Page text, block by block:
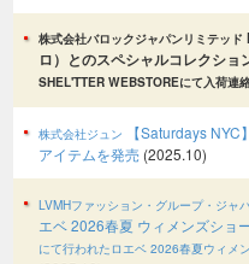
株式会社バロックジャパンリミテッド
ロ）とのスペシャルコレクショ
SHEL'TTER WEBSTOREにて入荷連
株式会社ジュン
【Saturdays
アイテムを発売 (2025.10)
LVMHファッション・グループ・ジャ
エベ 2026春夏 ウィメンズショ
にて行われたロエベ 2026春夏ウィメ